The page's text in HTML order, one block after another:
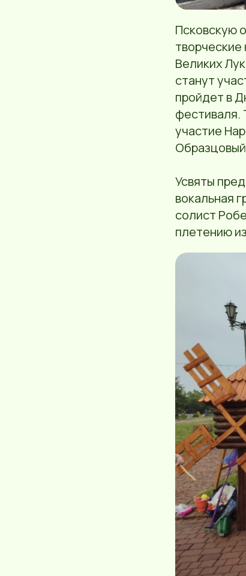
Псковскую
Великих
станут
пройдет в
фестиваля.
участие
Усвяты
вокальная
солист
плетению